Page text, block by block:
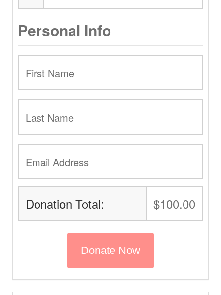
Personal Info
Donation Total: $100.00